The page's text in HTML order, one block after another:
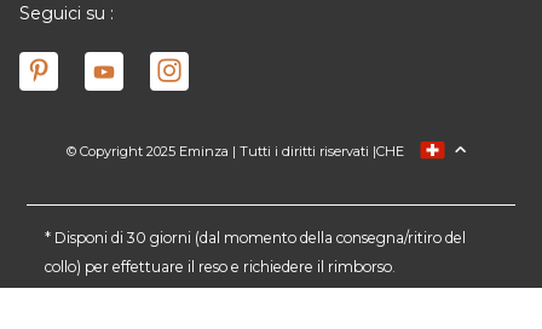
Seguici su :
© Copyright 2025 Eminza | Tutti i diritti riservati |
FRANCE
ITALIA
DEUTSCHLAND
CHE
* Disponi di 30 giorni (dal momento della consegna/ritiro del
collo) per effettuare il reso e richiedere il rimborso.